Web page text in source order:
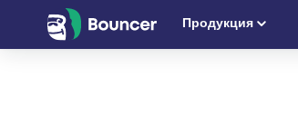
Перейти
Продукция